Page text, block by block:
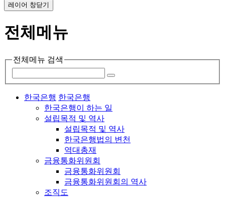
레이어 창닫기
전체메뉴
전체메뉴 검색
한국은행 한국은행
한국은행이 하는 일
설립목적 및 역사
설립목적 및 역사
한국은행법의 변천
역대총재
금융통화위원회
금융통화위원회
금융통화위원회의 역사
조직도